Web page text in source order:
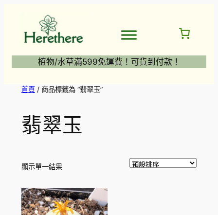
植物/水草滿599免運費！可貨到付款！
首頁/ 商品標籤為 “翡翠玉”
翡翠玉
顯示單一結果